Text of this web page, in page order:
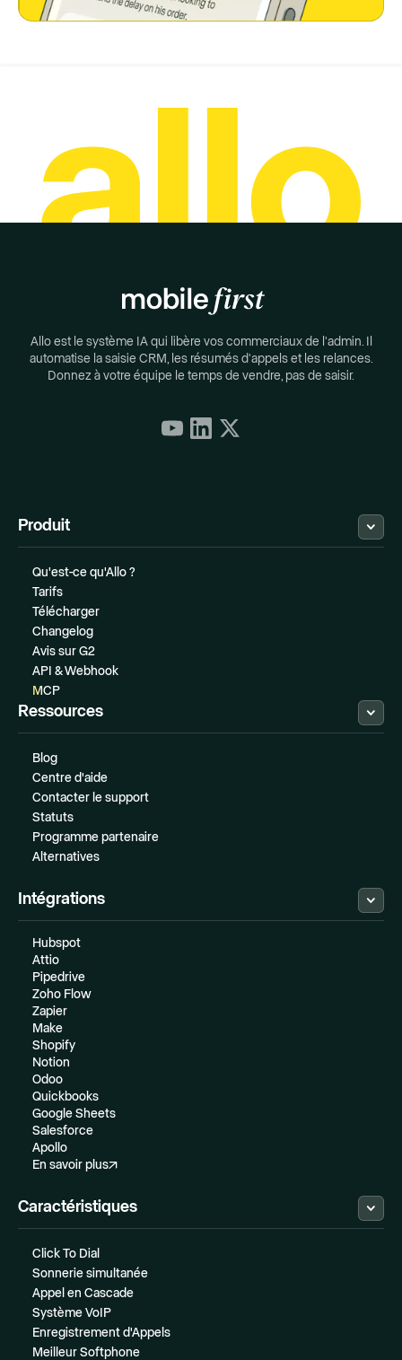
Allo est le système IA qui libère vos commerciaux de l'admin. Il
automatise la saisie CRM, les résumés d'appels et les relances.
Donnez à votre équipe le temps de vendre, pas de saisir.
Produit
Qu'est-ce qu'Allo ?
Tarifs
Télécharger
Changelog
Avis sur G2
API & Webhook
MCP
Ressources
Blog
Centre d'aide
Contacter le support
Statuts
Programme partenaire
Alternatives
Intégrations
Hubspot
Attio
Pipedrive
Zoho Flow
Zapier
Make
Shopify
Notion
Odoo
Quickbooks
Google Sheets
Salesforce
Apollo
En savoir plus
Caractéristiques
Click To Dial
Sonnerie simultanée
Appel en Cascade
Système VoIP
Enregistrement d'Appels
Meilleur Softphone